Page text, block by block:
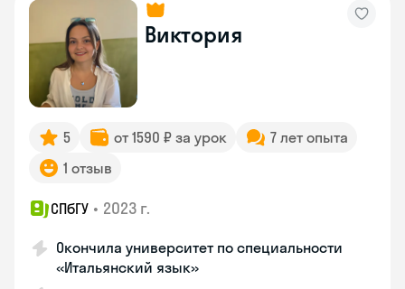
Виктория
5 от 1590 ₽ за урок
7 лет опыта
1 отзыв
СПбГУ • 2023 г.
Окончила университет по специальности
«Итальянский язык»